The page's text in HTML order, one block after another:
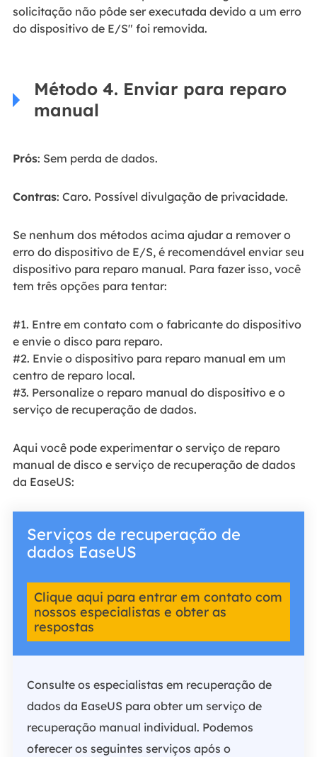
solicitação não pôde ser executada devido a um erro
do dispositivo de E/S" foi removida.
Método 4. Enviar para reparo
manual
Prós: Sem perda de dados.
Contras: Caro. Possível divulgação de privacidade.
Se nenhum dos métodos acima ajudar a remover o
erro do dispositivo de E/S, é recomendável enviar seu
dispositivo para reparo manual. Para fazer isso, você
tem três opções para tentar:
#1. Entre em contato com o fabricante do dispositivo
e envie o disco para reparo.
#2. Envie o dispositivo para reparo manual em um
centro de reparo local.
#3. Personalize o reparo manual do dispositivo e o
serviço de recuperação de dados.
Aqui você pode experimentar o serviço de reparo
manual de disco e serviço de recuperação de dados
da EaseUS:
Serviços de recuperação de
dados EaseUS
Clique aqui para entrar em contato com
nossos especialistas e obter as
respostas
Consulte os especialistas em recuperação de
dados da EaseUS para obter um serviço de
recuperação manual individual. Podemos
oferecer os seguintes serviços após o